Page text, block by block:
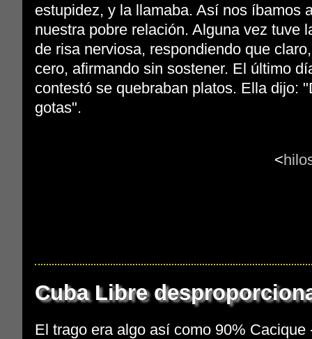
estupidez, y la llamaba. Así nos íbamos
nuestra pobre relación. Alguna vez tuve
de risa nerviosa, respondiendo que
cero, afirmando sin sostener. El último
contestó se quebraban platos. Ella dijo:
gotas".
<
Cuba Libre
El trago era algo así como 90% Cacique